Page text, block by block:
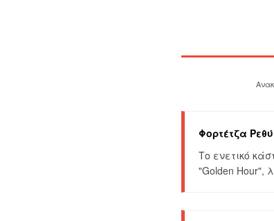
Φορτέτζα
Το ενετικό
"Golden Hour",